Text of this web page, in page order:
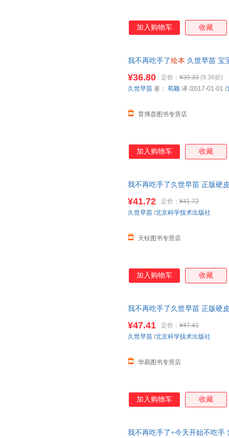
加入购物车 收藏
我不再吃手了绘本 久世早苗 宝
¥36.80 定价： ¥39.33 (9.36折)
育博彦图书专营店
久世早苗 著； 荀颖 译 /2017-01-01 /
加入购物车 收藏
我不再吃手了久世早苗 正版硬
¥41.72 定价： ¥41.72
天钰图书专营店
久世早苗 /北京科学技术出版社
加入购物车 收藏
我不再吃手了久世早苗 正版硬
¥47.41 定价： ¥47.41
华易图书专营店
久世早苗 /北京科学技术出版社
加入购物车 收藏
我不再吃手了+今天开始不吃手